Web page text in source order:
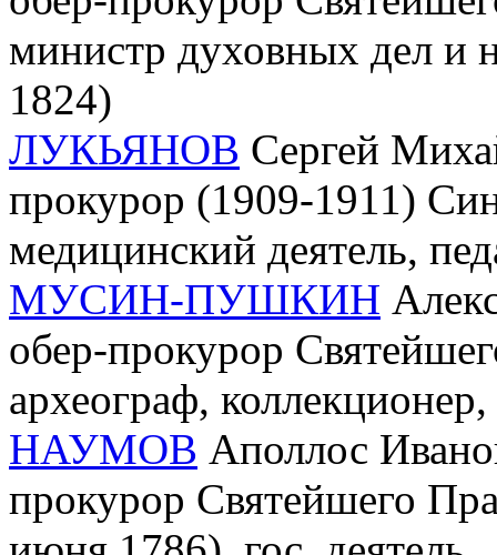
министр духовных дел и
1824)
ЛУКЬЯНОВ Сергей
прокурор (1909-1911)
медицинский деятель,
МУСИН-ПУШКИН
обер-прокурор
археограф, коллекционер,
НАУМОВ Аполлос
прокурор Святейшего